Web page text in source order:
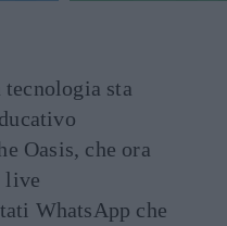
sta
Oasis, che ora
live
WhatsApp che